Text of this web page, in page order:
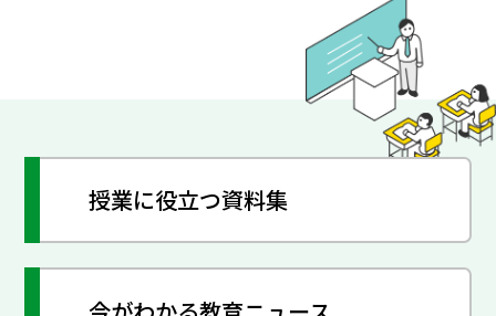
授業に役立つ資料集